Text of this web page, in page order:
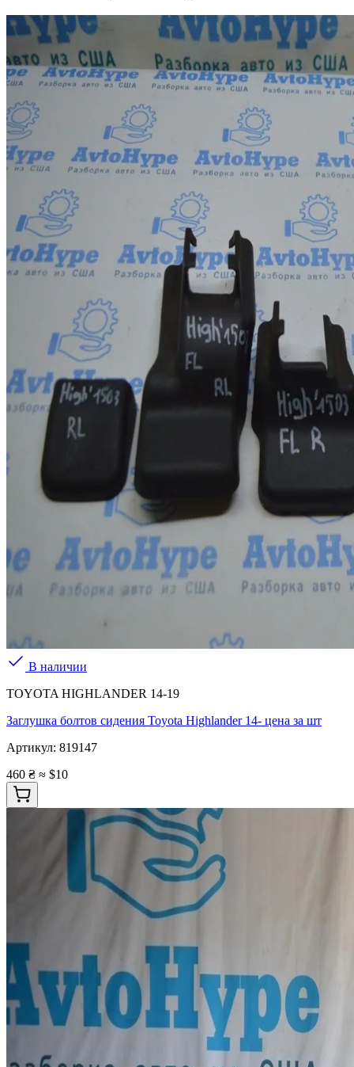
В наличии
TOYOTA HIGHLANDER 14-19
Заглушка болтов сидения Toyota Highlander 14- цена за шт
Артикул: 819147
460 ₴ ≈ $10